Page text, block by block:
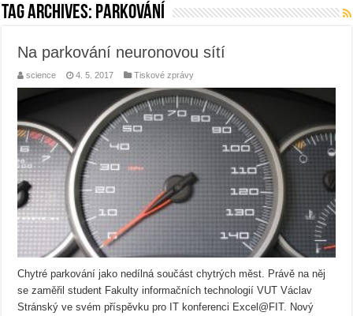
Tag Archives: parkování
Na parkování neuronovou sítí
science 4. 5. 2017 Tiskové zprávy
Chytré parkování jako nedílná součást chytrých měst. Právě na něj
se zaměřil student Fakulty informačních technologií VUT Václav
Stránský ve svém příspěvku pro IT konferenci Excel@FIT. Nový